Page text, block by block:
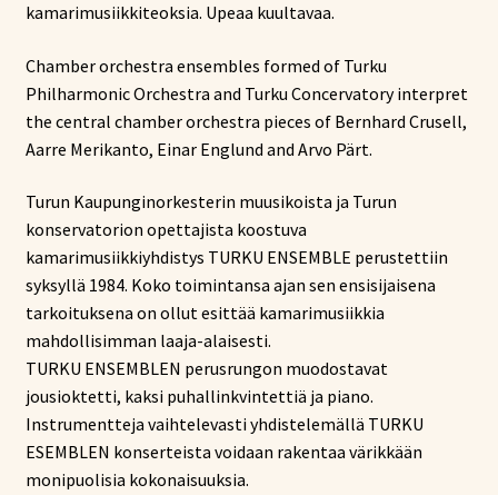
kamarimusiikkiteoksia. Upeaa kuultavaa.
Chamber orchestra ensembles formed of Turku
Philharmonic Orchestra and Turku Concervatory interpret
the central chamber orchestra pieces of Bernhard Crusell,
Aarre Merikanto, Einar Englund and Arvo Pärt.
Turun Kaupunginorkesterin muusikoista ja Turun
konservatorion opettajista koostuva
kamarimusiikkiyhdistys TURKU ENSEMBLE perustettiin
syksyllä 1984. Koko toimintansa ajan sen ensisijaisena
tarkoituksena on ollut esittää kamarimusiikkia
mahdollisimman laaja-alaisesti.
TURKU ENSEMBLEN perusrungon muodostavat
jousioktetti, kaksi puhallinkvintettiä ja piano.
Instrumentteja vaihtelevasti yhdistelemällä TURKU
ESEMBLEN konserteista voidaan rakentaa värikkään
monipuolisia kokonaisuuksia.